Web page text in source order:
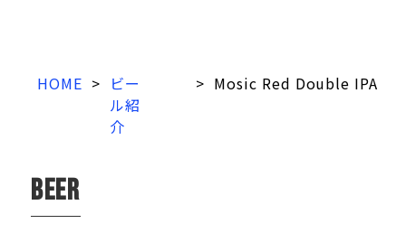
HOME > ビー
ル紹
介
> Mosic Red Double IPA
beer